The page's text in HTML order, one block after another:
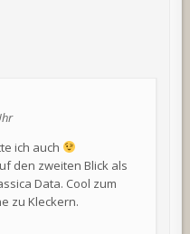
ich auch
den zweiten Blick als
Data. Cool zum
zu Kleckern.